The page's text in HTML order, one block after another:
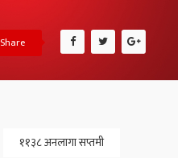
Share
११३८ अनलागा सप्तमी